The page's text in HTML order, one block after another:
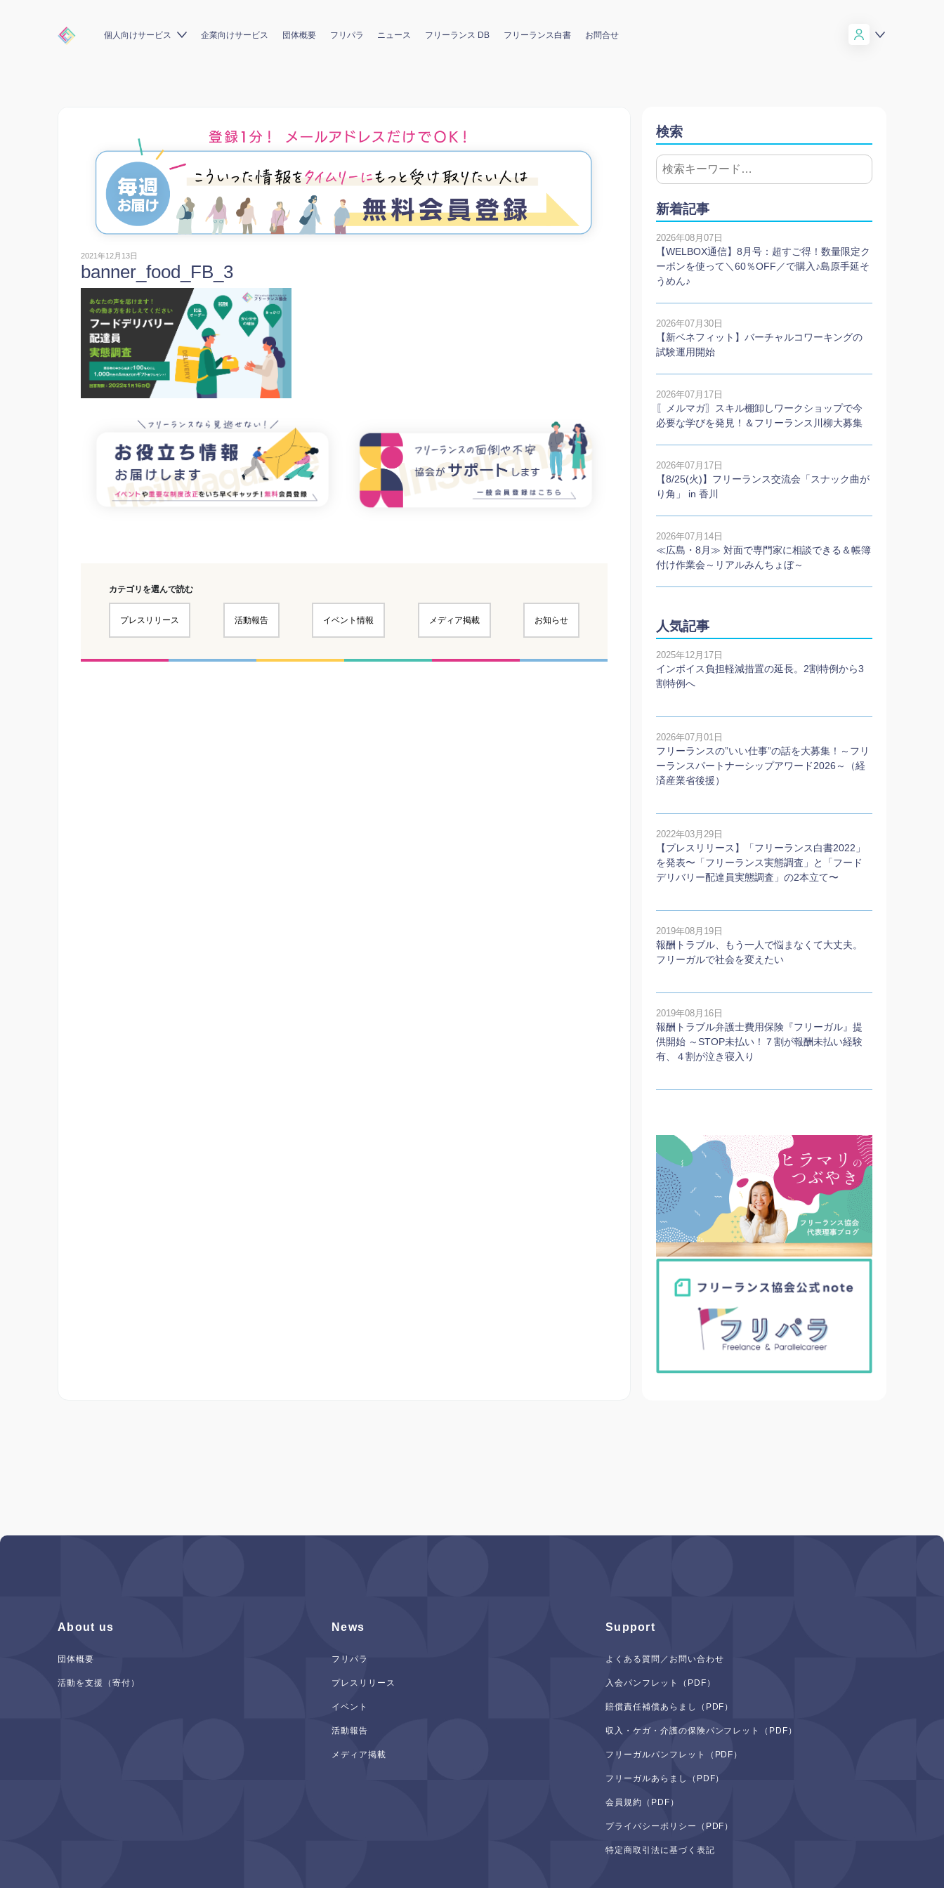
個人向けサービス 企業向けサービス 団体概要 フリパラ ニュース フリーランス DB フリーランス白書 お問合せ
2021年12月13日
banner_food_FB_3
カテゴリを選んで読む
プレスリリース 活動報告 イベント情報 メディア掲載 お知らせ
検索
新着記事
2026年08月07日
【WELBOX通信】8月号：超すご得！数量限定ク
ーポンを使って＼60％OFF／で購入♪島原手延そ
うめん♪
2026年07月30日
【新ベネフィット】バーチャルコワーキングの
試験運用開始
2026年07月17日
〖メルマガ〗スキル棚卸しワークショップで今
必要な学びを発見！＆フリーランス川柳大募集
2026年07月17日
【8/25(火)】フリーランス交流会「スナック曲が
り角」 in 香川
2026年07月14日
≪広島・8月≫ 対面で専門家に相談できる＆帳簿
付け作業会～リアルみんちょぼ～
人気記事
2025年12月17日
インボイス負担軽減措置の延長。2割特例から3
割特例へ
2026年07月01日
フリーランスの”いい仕事”の話を大募集！～フリ
ーランスパートナーシップアワード2026～（経
済産業省後援）
2022年03月29日
【プレスリリース】「フリーランス白書2022」
を発表〜「フリーランス実態調査」と「フード
デリバリー配達員実態調査」の2本⽴て〜
2019年08月19日
報酬トラブル、もう一人で悩まなくて大丈夫。
フリーガルで社会を変えたい
2019年08月16日
報酬トラブル弁護士費用保険『フリーガル』提
供開始 ～STOP未払い！７割が報酬未払い経験
有、４割が泣き寝入り
About us
団体概要
活動を支援（寄付）
News
フリパラ
プレスリリース
イベント
活動報告
メディア掲載
Support
よくある質問／お問い合わせ
入会パンフレット（PDF）
賠償責任補償あらまし（PDF）
収入・ケガ・介護の保険パンフレット（PDF）
フリーガルパンフレット（PDF）
フリーガルあらまし（PDF）
会員規約（PDF）
プライバシーポリシー（PDF）
特定商取引法に基づく表記